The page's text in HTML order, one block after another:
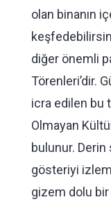
olan binanın
diğer önemli
Törenleri’dir.
icra edilen bu
Olmayan
bulunur.
gösteriyi
gizem dolu